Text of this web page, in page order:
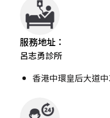
服務地址：
呂志勇診所
香港中環皇后大道